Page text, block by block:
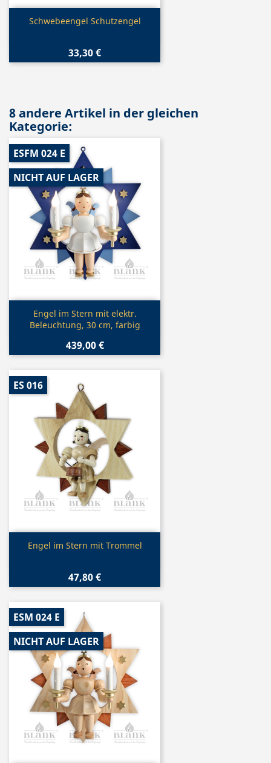
Vorschau
Schwebeengel Schutzengel
33,30 €
8 andere Artikel in der gleichen
Kategorie:
 Vorschau
Engel im Stern mit elektr.
Beleuchtung, 30 cm, farbig
439,00 €
ESFM 024 E
NICHT AUF LAGER
Vorschau
Engel im Stern mit Trommel
47,80 €
ES 016
ESM 024 E
NICHT AUF LAGER